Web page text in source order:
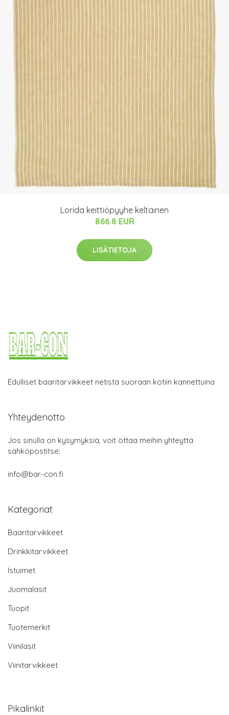
Lorida keittiöpyyhe keltainen
866.8 EUR
LISÄTIETOJA
Edulliset baaritarvikkeet netistä suoraan kotiin kannettuina
Yhteydenotto
Jos sinulla on kysymyksiä, voit ottaa meihin yhteyttä
sähköpostitse:
info@bar-con.fi
Kategoriat
Baaritarvikkeet
Drinkkitarvikkeet
Istuimet
Juomalasit
Tuopit
Tuotemerkit
Viinilasit
Viinitarvikkeet
Pikalinkit